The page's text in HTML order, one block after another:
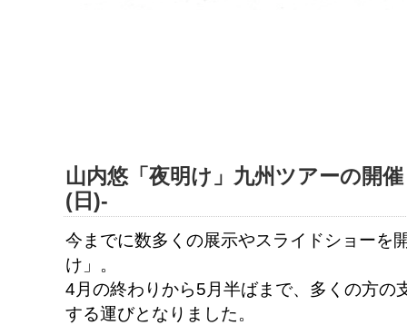
山内悠「夜明け」九州ツアーの開
(日)-
今までに数多くの展示やスライドショーを
け」。
4月の終わりから5月半ばまで、多くの方の
する運びとなりました。